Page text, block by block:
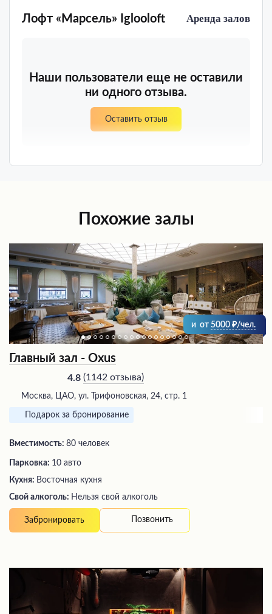
Лофт «Марсель» Iglooloft Аренда залов
Наши пользователи еще не оставили
ни одного отзыва.
Оставить отзыв
Похожие залы
и от 5000 /чел.
Главный зал - Oxus
4.8 (1142 отзыва)
Москва, ЦАО, ул. Трифоновская, 24, стр. 1
Подарок за бронирование
Вместимость: 80 человек
Парковка: 10 авто
Кухня: Восточная кухня
Свой алкоголь: Нельзя свой алкоголь
Забронировать Позвонить